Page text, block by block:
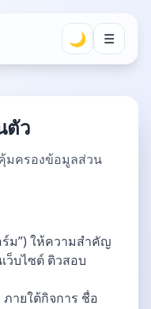
🌙 ☰
ตัว
มครองข้อมูลส่วน
ม”) ให้ความสำคัญ
ว็บไซต์ ติวสอบ
ภายใต้กิจการ ชื่อ